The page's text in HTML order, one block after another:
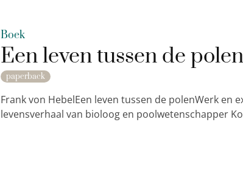
Boek
Een leven tussen de polen
paperback
Frank von HebelEen leven tussen de polenWerk en
levensverhaal van bioloog en poolwetenschapper